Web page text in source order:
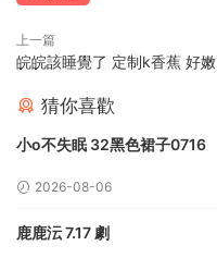
上一篇
皖皖該睡覺了 定制k香蕉 好嫩
猜你喜歡
小o不失眠 32黑色裙子0716
2026-08-06
鹿鹿沄 7.17 劇